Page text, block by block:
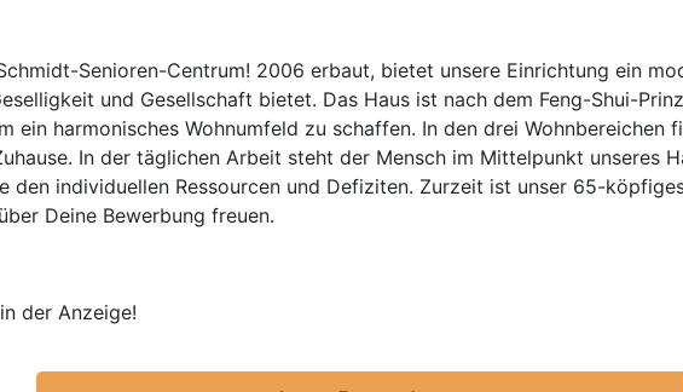
Senioren-Centrum! 2006 erbaut, bietet unsere Einrichtung ein
und Gesellschaft bietet. Das Haus ist nach dem Feng-Shui-
ein harmonisches Wohnumfeld zu schaffen. In den drei Wohnbereichen
In der täglichen Arbeit steht der Mensch im Mittelpunkt unseres
den individuellen Ressourcen und Defiziten. Zurzeit ist unser 65-
Deine Bewerbung freuen.
der Anzeige!